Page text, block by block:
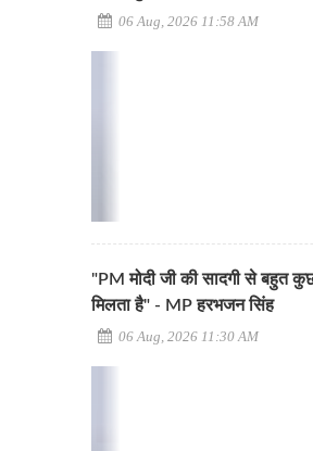
06 Aug, 2026 11:58 AM
"PM मोदी जी की सादगी से बहुत
मिलता है" - MP हरभजन सिंह
06 Aug, 2026 11:30 AM